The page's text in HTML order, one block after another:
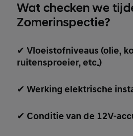
Wat checken we
Zomerinspectie?
✔Vloeistofniveaus (olie,
ruitensproeier, etc.)
✔Werking elektrische
✔ Conditie van de 12V-